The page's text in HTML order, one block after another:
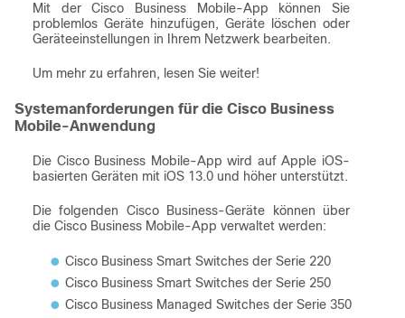
Mit der Cisco Business Mobile-App können Sie
problemlos Geräte hinzufügen, Geräte löschen oder
Geräteeinstellungen in Ihrem Netzwerk bearbeiten.
Um mehr zu erfahren, lesen Sie weiter!
Systemanforderungen für die Cisco Business
Mobile-Anwendung
Die Cisco Business Mobile-App wird auf Apple iOS-
basierten Geräten mit iOS 13.0 und höher unterstützt.
Die folgenden Cisco Business-Geräte können über
die Cisco Business Mobile-App verwaltet werden:
Cisco Business Smart Switches der Serie 220
Cisco Business Smart Switches der Serie 250
Cisco Business Managed Switches der Serie 350